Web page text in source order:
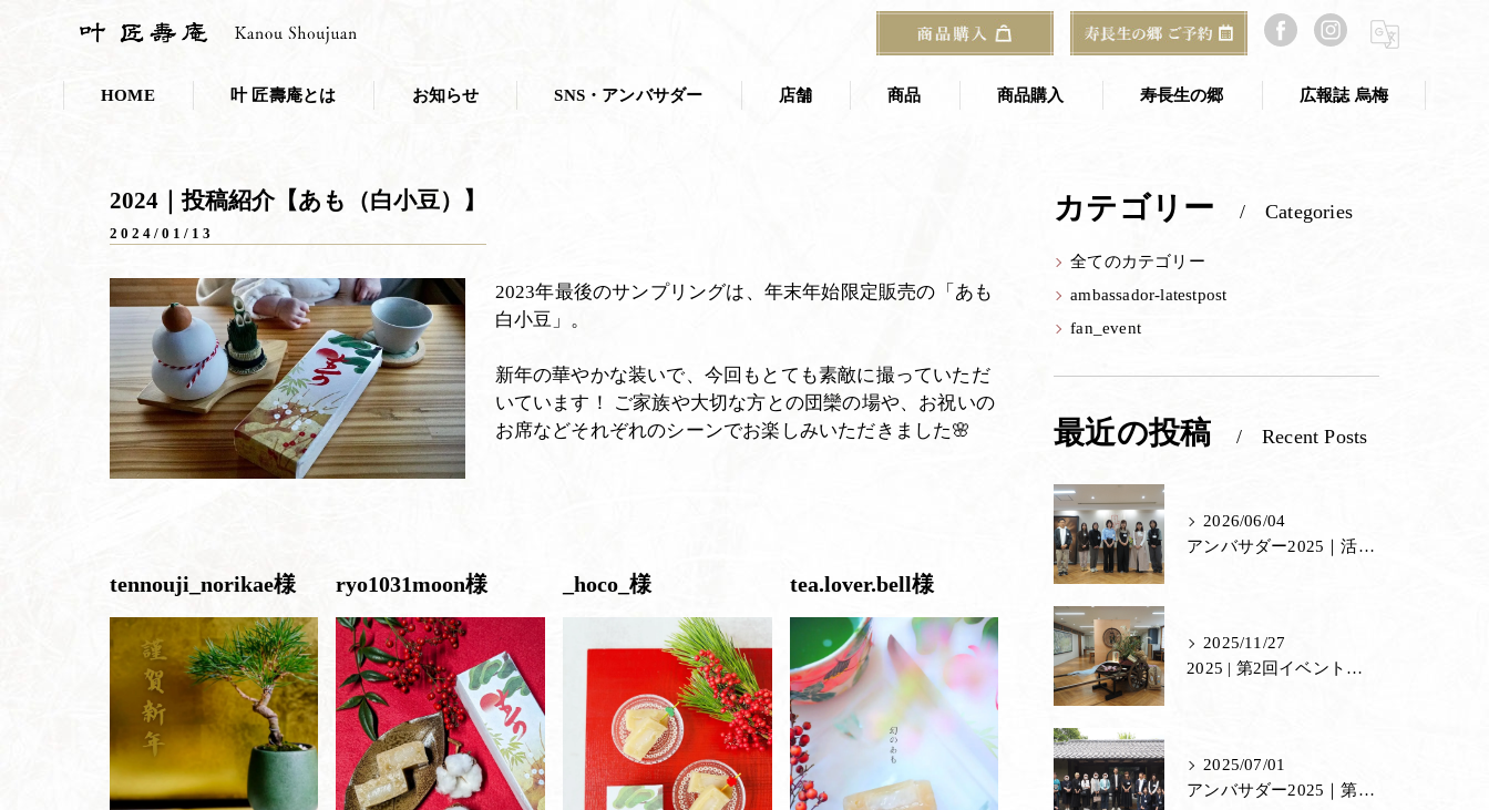
HOME 叶 匠壽庵とは
採用情報
叶 匠壽庵のSDGs
和菓子であなたのキレイを応援します
ニホンミツバチ養蜂
100年の里山づくり
お知らせ
プレスリリース
SNS・アンバサダー 店舗
石山寺店
商品 商品購入 寿長生の郷
寿長生の郷 アクセス
ご予約・お問い合わせ
郷からのお知らせ
Bakery&Café 野坐
総合案内所（古民家）
茶室
里山館／ジェラート
ホール／果子工房
寿長生の郷内 菓子売場
菓子づくりの里山 いろいろと一緒
広報誌 烏梅
SNS・アンバサダー アンバサダーのみなさまの活動報告 2024｜投稿紹介【あも（白小豆）】
2024｜投稿紹介【あも（白小豆）】
2024/01/13
2023年最後のサンプリングは、年末年始限定販売の「あも
白小豆」。
新年の華やかな装いで、今回もとても素敵に撮っていただ
いています！ ご家族や大切な方との団欒の場や、お祝いの
お席などそれぞれのシーンでお楽しみいただきました🌸
tennouji_norikae様 ryo1031moon様 _hoco_様 tea.lover.bell様
カテゴリー Categories
全てのカテゴリー
ambassador-latestpost
fan_event
最近の投稿 Recent Posts
2026/06/04
アンバサダー2025｜活動修了式・里山づくり体験
2025/11/27
2025 | 第2回イベント「見て、触れて、味わう。あもの秘密」
2025/07/01
アンバサダー2025｜第1回イベント「任命式」